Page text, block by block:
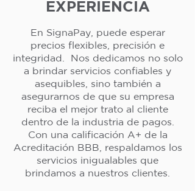
EXPERIENCIA
En SignaPay, puede esperar
precios flexibles, precisión e
integridad. Nos dedicamos no solo
a brindar servicios confiables y
asequibles, sino también a
asegurarnos de que su empresa
reciba el mejor trato al cliente
dentro de la industria de pagos.
Con una calificación A+ de la
Acreditación BBB, respaldamos los
servicios inigualables que
brindamos a nuestros clientes.